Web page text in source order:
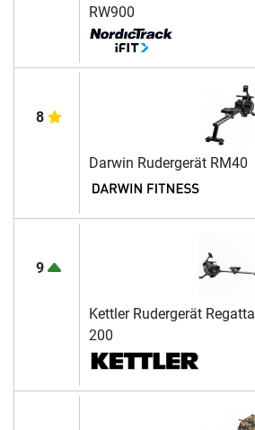
RW900
8
Darwin Rudergerät RM40
9
Kettler Rudergerät Regatta
200